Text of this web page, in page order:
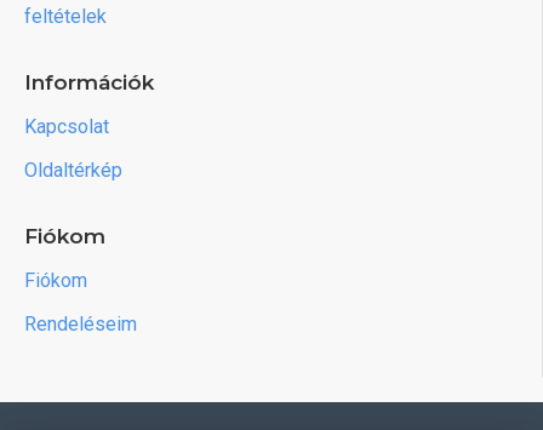
feltételek
Információk
Kapcsolat
Oldaltérkép
Fiókom
Fiókom
Rendeléseim